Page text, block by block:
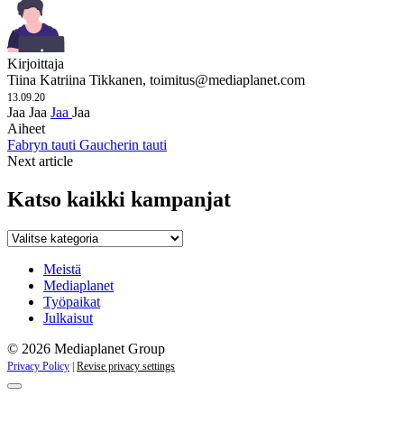
Kirjoittaja
Tiina Katriina Tikkanen, toimitus@mediaplanet.com
13.09.20
Jaa Jaa Jaa Jaa
Aiheet
Fabryn tauti Gaucherin tauti
Next article
Katso kaikki kampanjat
Katso
kampanjat
Meistä
Mediaplanet
Työpaikat
Julkaisut
© 2026 Mediaplanet Group
Privacy Policy Revise privacy settings